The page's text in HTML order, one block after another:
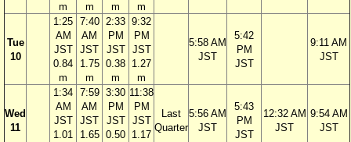
m
m
m
m
Tue
10
1:25
AM
JST
0.84
m
7:40
AM
JST
1.75
m
2:33
PM
JST
0.38
m
9:32
PM
JST
1.27
m
5:58 AM
JST
5:42
PM
JST
9:11 AM
JST
Wed
11
1:34
AM
JST
1.01
7:59
AM
JST
1.65
3:30
PM
JST
0.50
11:38
PM
JST
1.17
Last
Quarter
5:56 AM
JST
5:43
PM
JST
12:32 AM
JST
9:54 AM
JST